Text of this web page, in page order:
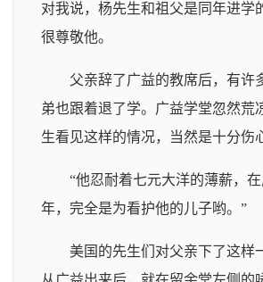
对我说，杨先生和祖父是同年进学
很尊敬他。
父亲辞了广益的教席后，有许
弟也跟着退了学。广益学堂忽然荒
生看见这样的情况，当然是十分伤
“他忍耐着七元大洋的薄薪，
年，完全是为看护他的儿子哟。”
美国的先生们对父亲下了这样